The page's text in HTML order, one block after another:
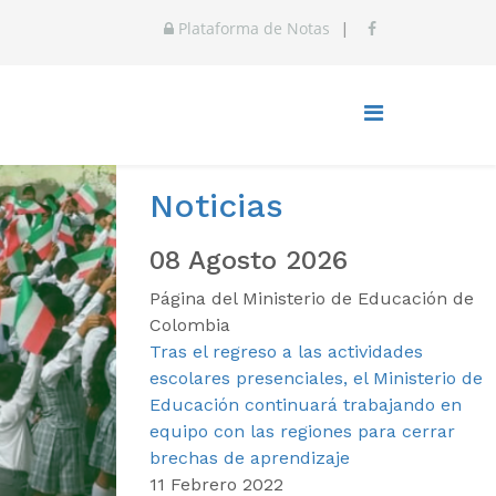
Plataforma de Notas |
Noticias
08 Agosto 2026
Página del Ministerio de Educación de
Colombia
Tras el regreso a las actividades
escolares presenciales, el Ministerio de
Educación continuará trabajando en
equipo con las regiones para cerrar
brechas de aprendizaje
11 Febrero 2022